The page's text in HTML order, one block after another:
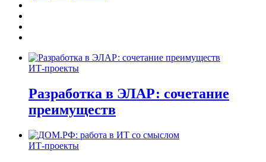
ИТ-проекты
Разработка в ЭЛАР: сочетание
преимуществ
ИТ-проекты